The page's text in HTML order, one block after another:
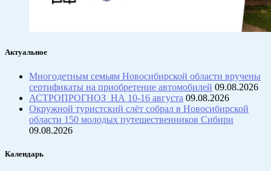
Актуальное
Многодетным семьям Новосибирской области вручены
сертификаты на приобретение автомобилей 09.08.2026
АСТРОПРОГНОЗ НА 10-16 августа 09.08.2026
Окружной туристский слёт собрал в Новосибирской
области 150 молодых путешественников Сибири
09.08.2026
Календарь